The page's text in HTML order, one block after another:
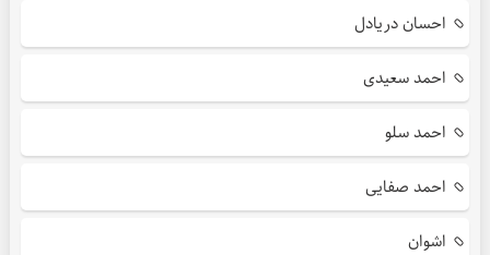
احسان دریادل
احمد سعیدی
احمد سلو
احمد صفایی
اشوان